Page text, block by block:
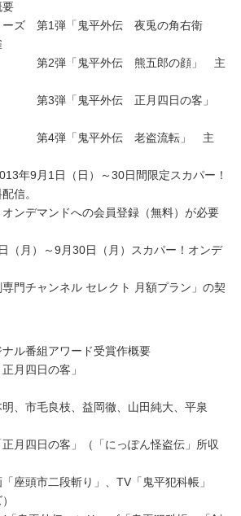
要
ズ 第1弾「鬼平外伝 夜兎の角右衛
外伝 熊五郎の顔」 主
外伝 正月四日の客」
外伝 老盗流転」 主
年9月1日（日）～30日間限定スカパー！
信。
オンデマンドへの会員登録（無料）が必要
月）～9月30日（月）スカパー！オンデ
専門チャンネル セレクト 月額プラン」の契
ル番組アワード受賞作概要
月四日の客」
明、市毛良枝、益岡徹、山田純大、平泉
正月四日の客」（「にっぽん怪盗伝」所収
座頭市二段斬り」、TV「鬼平犯科帳」